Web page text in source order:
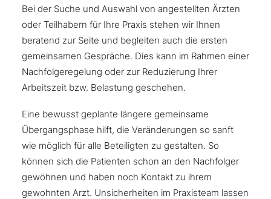
Bei der Suche und Auswahl von angestellten Ärzten
oder Teilhabern für Ihre Praxis stehen wir Ihnen
beratend zur Seite und begleiten auch die ersten
gemeinsamen Gespräche. Dies kann im Rahmen einer
Nachfolgeregelung oder zur Reduzierung Ihrer
Arbeitszeit bzw. Belastung geschehen.
Eine bewusst geplante längere gemeinsame
Übergangsphase hilft, die Veränderungen so sanft
wie möglich für alle Beteiligten zu gestalten. So
können sich die Patienten schon an den Nachfolger
gewöhnen und haben noch Kontakt zu ihrem
gewohnten Arzt. Unsicherheiten im Praxisteam lassen